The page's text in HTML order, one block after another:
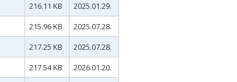
216.11 KB
2025.01.29.
215.96 KB
2025.07.28.
217.25 KB
2025.07.28.
217.54 KB
2026.01.20.